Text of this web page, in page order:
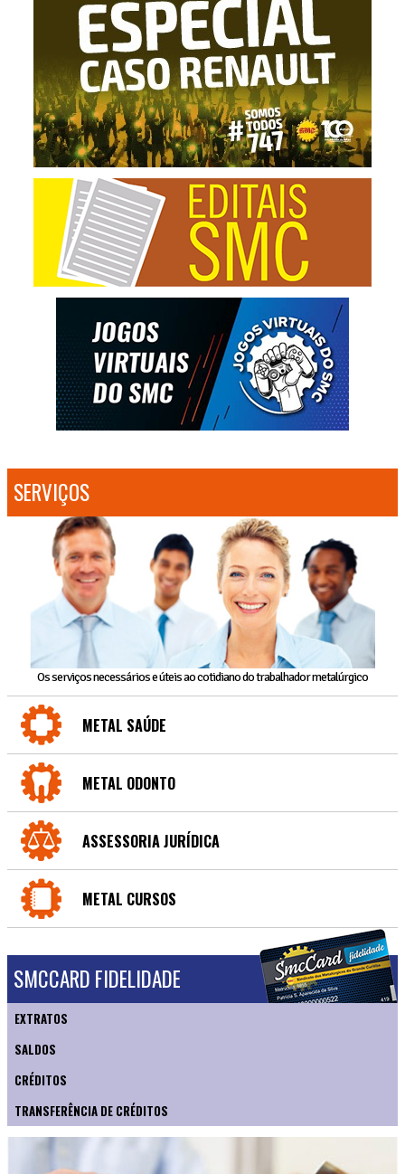
SERVIÇOS
Os serviços necessários e úteis ao cotidiano do trabalhador metalúrgico
METAL SAÚDE
METAL ODONTO
ASSESSORIA JURÍDICA
METAL CURSOS
SMCCARD FIDELIDADE
EXTRATOS
SALDOS
CRÉDITOS
TRANSFERÊNCIA DE CRÉDITOS